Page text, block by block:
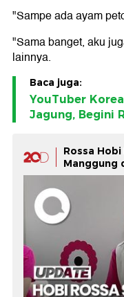
"Sampe ada ayam
"Sama banget, aku
lainnya.
Baca juga:
YouTuber
Jagung, Begini
Rossa
Manggung